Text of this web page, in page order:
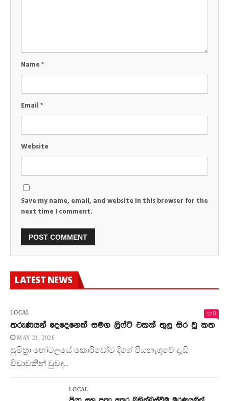
Name*
Email*
Website
Save my name, email, and website in this browser for the
next time I comment.
LATEST NEWS
LOCAL 0
තරුණයන් දෙදෙනෙක් සමග ලිෆ්ට් එකක් තුල සිර වූ කත
MAY 21, 2026
සුමිත්‍රා හෝටලයේ කොරිඩෝව දිගේ පියනැගුවේ දැඩි
විඩාවකින් වුවද...
LOCAL